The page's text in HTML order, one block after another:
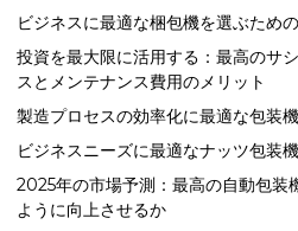
ビジネスに最適な梱包機を選ぶため
投資を最大限に活用する：最高のサ
スとメンテナンス費用のメリット
製造プロセスの効率化に最適な包装
ビジネスニーズに最適なナッツ包装
2025年の市場予測：最高の自動包装
ように向上させるか